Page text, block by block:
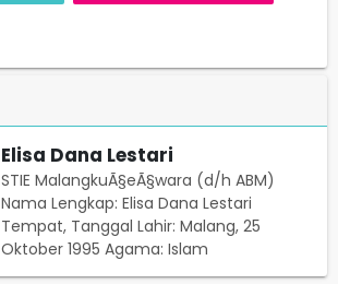
Elisa Dana Lestari
STIE MalangkuÃ§eÃ§wara (d/h ABM)
Nama Lengkap: Elisa Dana Lestari
Tempat, Tanggal Lahir: Malang, 25
Oktober 1995 Agama: Islam